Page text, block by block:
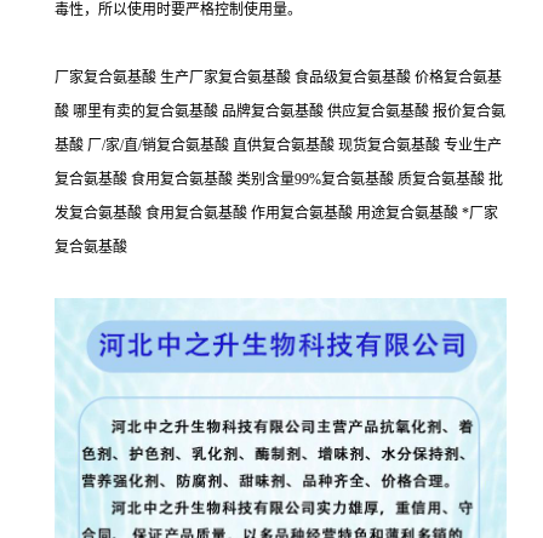
毒性，所以使用时要严格控制使用量。
厂家复合氨基酸 生产厂家复合氨基酸 食品级复合氨基酸 价格复合氨基
酸 哪里有卖的复合氨基酸 品牌复合氨基酸 供应复合氨基酸 报价复合氨
基酸 厂/家/直/销复合氨基酸 直供复合氨基酸 现货复合氨基酸 专业生产
复合氨基酸 食用复合氨基酸 类别含量99%复合氨基酸 质复合氨基酸 批
发复合氨基酸 食用复合氨基酸 作用复合氨基酸 用途复合氨基酸 *厂家
复合氨基酸